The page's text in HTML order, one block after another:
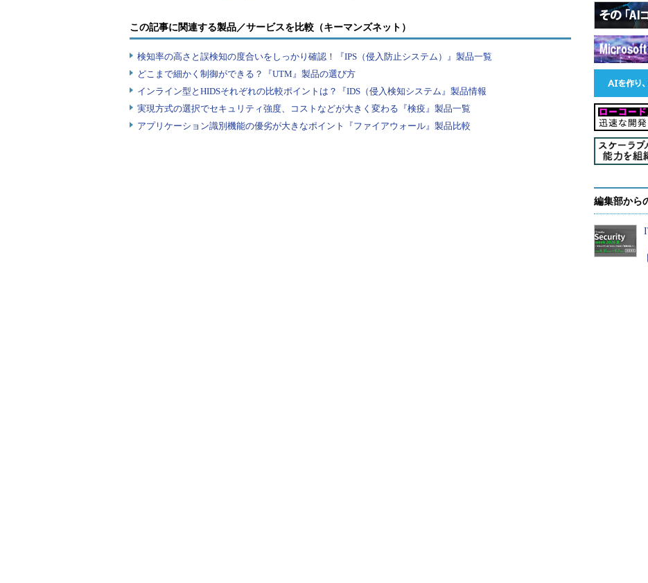
していくべきという。
それも「コードが短いうちは開発者全員でレビューしても大きな問題はないだろう
が、何千行、何万行と長くなってくれば、ツールを使って外からテストしていく必要が
ある。自動化できるところは自動化していくべきだ」（キム氏）。
しばしば言われることだが、サービスにせよソフトウェア製品にせよ、リリース後に
この記事に関連する製品／サービスを比較（キーマンズネット）
検知率の高さと誤検知の度合いをしっかり確認！『IPS（侵入防止システム）』製品一覧
どこまで細かく制御ができる？『UTM』製品の選び方
インライン型とHIDSそれぞれの比較ポイントは？『IDS（侵入検知システム』製品情報
実現方式の選択でセキュリティ強度、コストなどが大きく変わる『検疫』製品一覧
アプリケーション識別機能の優劣が大きなポイント『ファイアウォール』製品比較
編集部から